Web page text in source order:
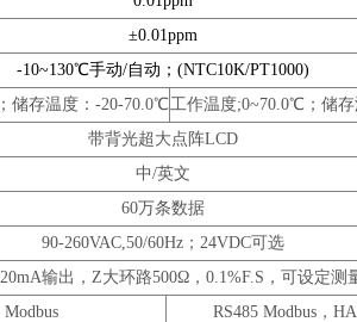
±0.01ppm
-10~130℃手动/自动；(NTC10K/PT1000)
储存温度：-20-70.0℃工作温度;0~70.0℃；储
带背光超大点阵LCD
中/英文
60万条数据
90-260VAC,50/60Hz；24VDC可选
输出，Z大环路500Ω，0.1%F.S，可设定测
Modbus
RS485 Modbus，